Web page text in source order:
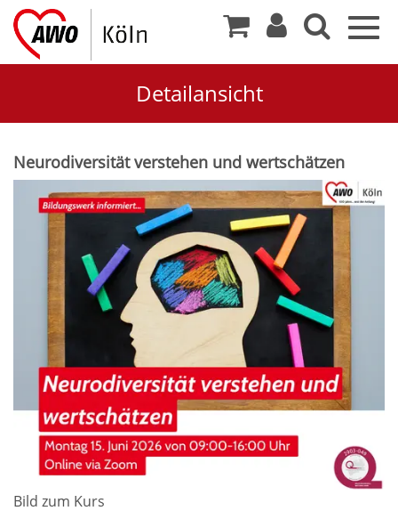
Detailansicht
Neurodiversität verstehen und wertschätzen
Bild zum Kurs